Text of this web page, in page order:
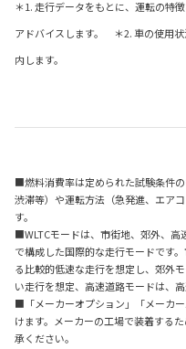
＊1. 走行データをもとに、運転の特
アドバイスします。 ＊2. 車の使用
内します。
■燃料消費率は定められた試験条件の
渋滞等）や運転方法（急発進、エア
す。
■WLTCモードは、市街地、郊外、
で構成した国際的な走行モードです
る比較的低速な走行を想定し、郊外
い走行を想定、高速道路モードは、
■「メーカーオプション」「メーカ
けます。メーカーの工場で装着する
承ください。